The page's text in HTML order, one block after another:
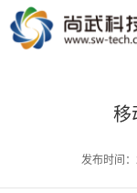
移
发布时间